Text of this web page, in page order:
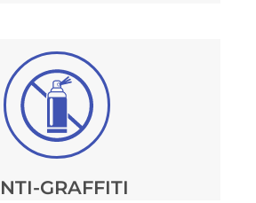
GRAFFITI